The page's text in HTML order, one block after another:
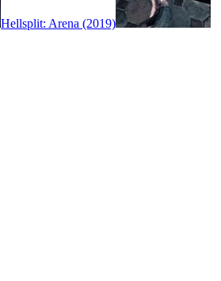
Hellsplit: Arena (2019)